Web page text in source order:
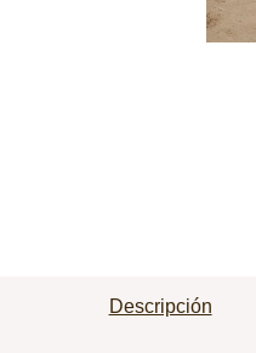
Descripción